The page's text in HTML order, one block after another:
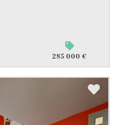
285 000 €